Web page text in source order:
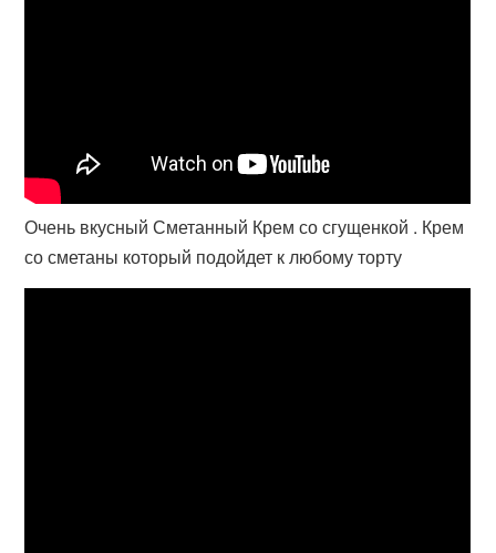
Очень вкусный Сметанный Крем со сгущенкой . Крем
со сметаны который подойдет к любому торту